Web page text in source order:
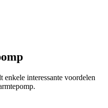
enkele interessante voordelen